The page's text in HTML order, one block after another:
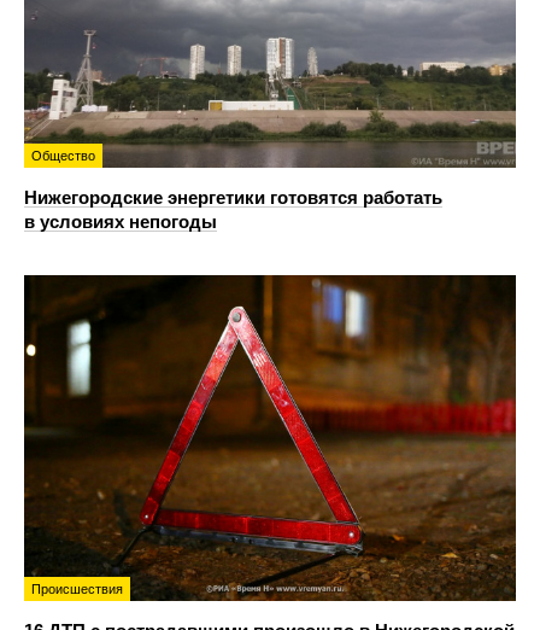
Общество
Нижегородские энергетики готовятся работать
в условиях непогоды
Происшествия